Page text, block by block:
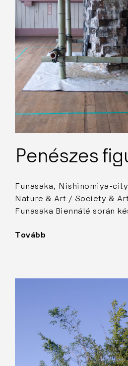
Penészes
Funasaka, Nishinomiya-
Nature & Art / Society &
Funasaka Biennálé során
Tovább